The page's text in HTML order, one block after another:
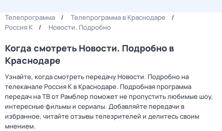
Телепрограмма
Телепрограмма в Краснодаре
Россия К
Новости. Подробно
Когда смотреть Новости. Подробно в
Краснодаре
Узнайте, когда смотреть передачу Новости. Подробно на
телеканале Россия К в Краснодаре. Подробная программа
передач на ТВ от Рамблер поможет не пропустить любимые шоу,
интересные фильмы и сериалы. Добавляйте передачи в
избранное, читайте отзывы телезрителей и делитесь своим
мнением.